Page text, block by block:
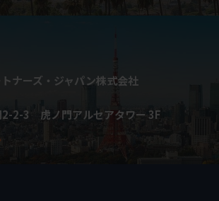
ナーズ・ジャパン株式会社
2-2-3 虎ノ門アルセアタワー 3F